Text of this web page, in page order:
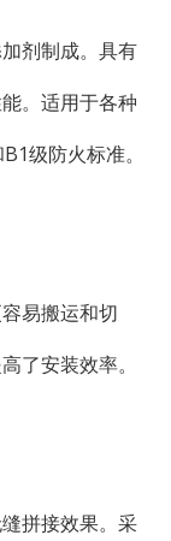
剂制成。具有
。适用于各种
级防火标准。
易搬运和切
了安装效率。
拼接效果。采